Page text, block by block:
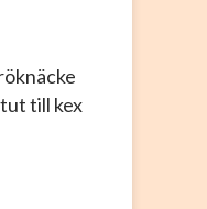
till kex